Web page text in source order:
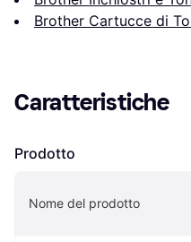
Brother Cartucce di
Caratteristiche
Prodotto
Nome del prodotto